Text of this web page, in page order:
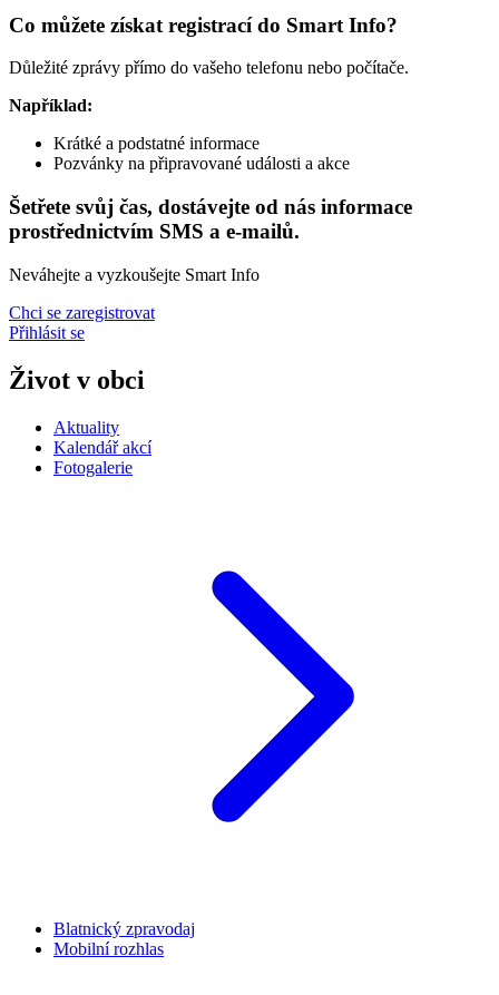
Co můžete získat registrací do Smart Info?
Důležité zprávy přímo do vašeho telefonu nebo počítače.
Například:
Krátké a podstatné informace
Pozvánky na připravované události a akce
Šetřete svůj čas, dostávejte od nás informace
prostřednictvím SMS a e-mailů.
Neváhejte a vyzkoušejte Smart Info
Chci se zaregistrovat
Přihlásit se
Život v obci
Aktuality
Kalendář akcí
Fotogalerie
Blatnický zpravodaj
Mobilní rozhlas